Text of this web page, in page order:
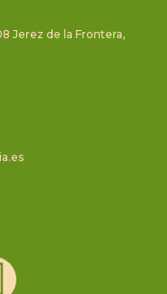
Jerez de la Frontera,